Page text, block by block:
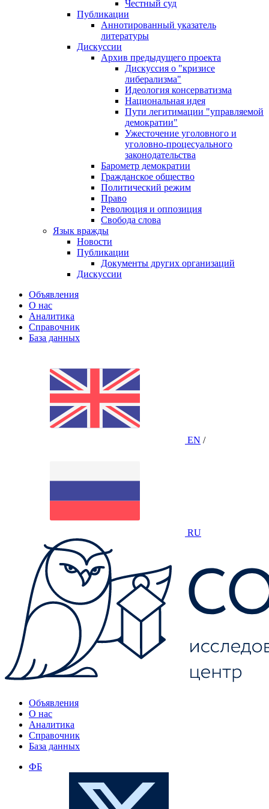
Честный суд
Публикации
Аннотированный указатель
литературы
Дискуссии
Архив предыдущего проекта
Дискуссия о "кризисе
либерализма"
Идеология консерватизма
Национальная идея
Пути легитимации "управляемой
демократии"
Ужесточение уголовного и
уголовно-процесуального
законодательства
Барометр демократии
Гражданское общество
Политический режим
Право
Революция и оппозиция
Свобода слова
Язык вражды
Новости
Публикации
Документы других организаций
Дискуссии
Объявления
О нас
Аналитика
Справочник
База данных
EN /
RU
Объявления
О нас
Аналитика
Справочник
База данных
ФБ